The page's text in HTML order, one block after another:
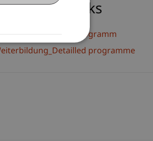
Links
programme